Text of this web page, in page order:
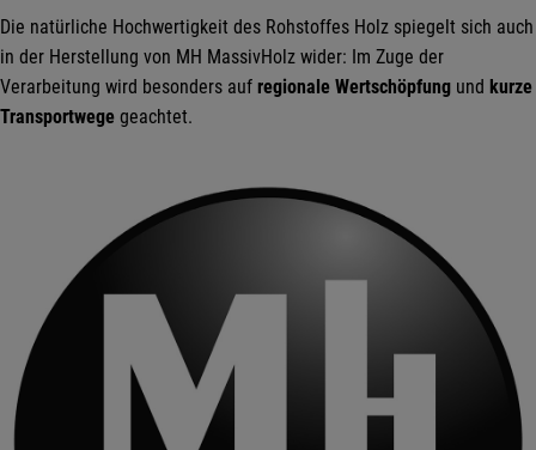
Die natürliche Hochwertigkeit des Rohstoffes Holz spiegelt sich auch
in der Herstellung von MH MassivHolz wider: Im Zuge der
Verarbeitung wird besonders auf regionale Wertschöpfung und kurze
Transportwege geachtet.